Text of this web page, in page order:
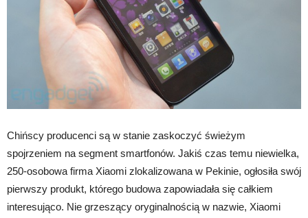
Chińscy producenci są w stanie zaskoczyć świeżym
spojrzeniem na segment smartfonów. Jakiś czas temu niewielka,
250-osobowa firma Xiaomi zlokalizowana w Pekinie, ogłosiła swój
pierwszy produkt, którego budowa zapowiadała się całkiem
interesująco. Nie grzeszący oryginalnością w nazwie, Xiaomi